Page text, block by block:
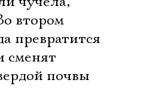
втором
превратится
сменят
почвы